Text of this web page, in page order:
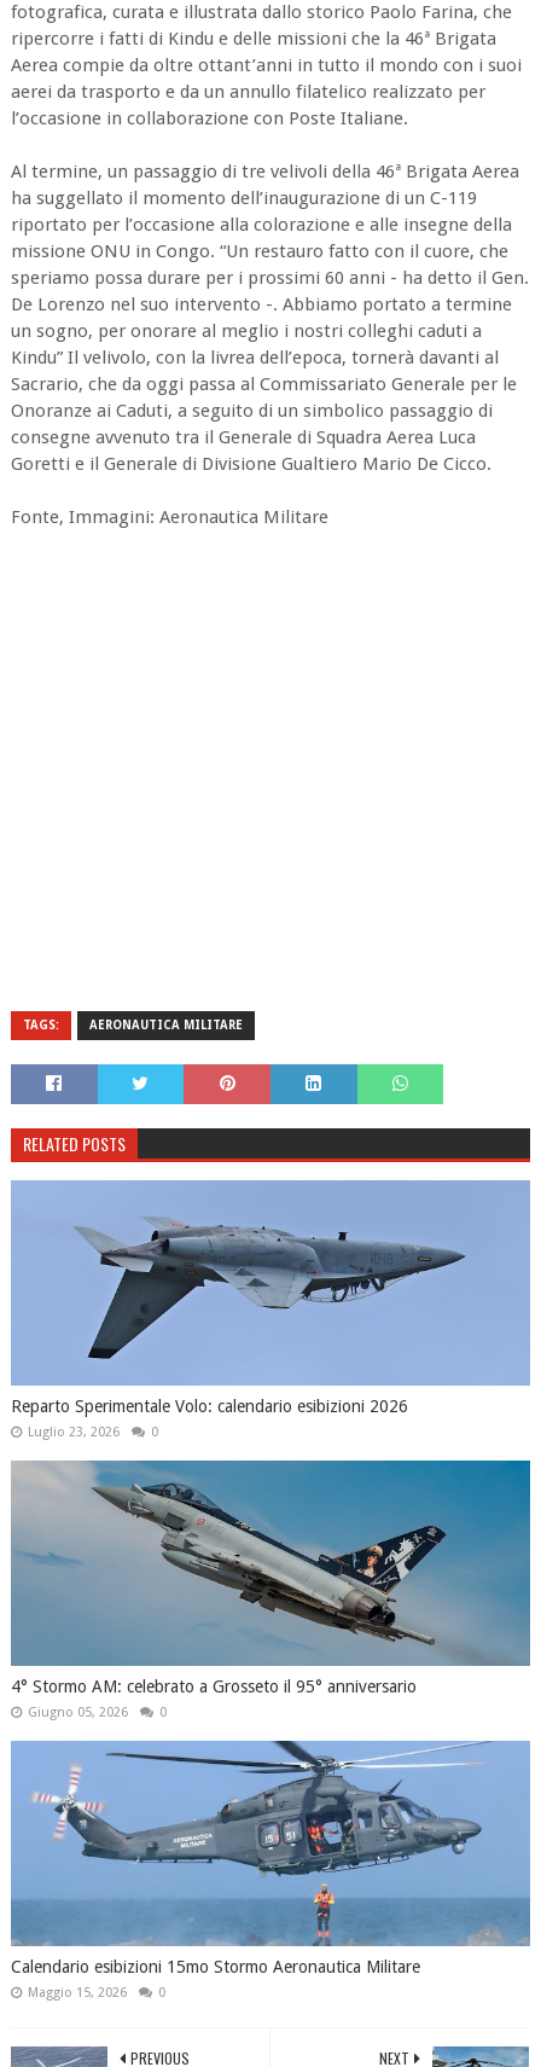
fotografica, curata e illustrata dallo storico Paolo Farina, che
ripercorre i fatti di Kindu e delle missioni che la 46ª Brigata
Aerea compie da oltre ottant’anni in tutto il mondo con i suoi
aerei da trasporto e da un annullo filatelico realizzato per
l’occasione in collaborazione con Poste Italiane.
Al termine, un passaggio di tre velivoli della 46ª Brigata Aerea
ha suggellato il momento dell’inaugurazione di un C-119
riportato per l’occasione alla colorazione e alle insegne della
missione ONU in Congo. “Un restauro fatto con il cuore, che
speriamo possa durare per i prossimi 60 anni - ha detto il Gen.
De Lorenzo nel suo intervento -. Abbiamo portato a termine
un sogno, per onorare al meglio i nostri colleghi caduti a
Kindu” Il velivolo, con la livrea dell’epoca, tornerà davanti al
Sacrario, che da oggi passa al Commissariato Generale per le
Onoranze ai Caduti, a seguito di un simbolico passaggio di
consegne avvenuto tra il Generale di Squadra Aerea Luca
Goretti e il Generale di Divisione Gualtiero Mario De Cicco.
Fonte, Immagini: Aeronautica Militare
TAGS: AERONAUTICA MILITARE
RELATED POSTS
Reparto Sperimentale Volo: calendario esibizioni 2026
Luglio 23, 2026 0
4° Stormo AM: celebrato a Grosseto il 95° anniversario
Giugno 05, 2026 0
Calendario esibizioni 15mo Stormo Aeronautica Militare
Maggio 15, 2026 0
NEXT
PREVIOUS